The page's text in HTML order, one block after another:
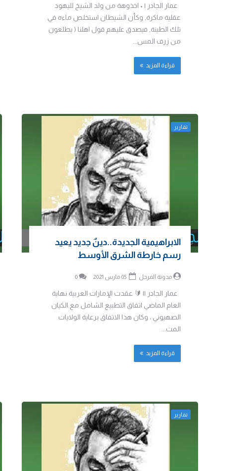
عمار الجادر | • اخذوهة من ولد الشيخ لليهود
عقلية ماكرة, وكأن الشيطان استخلص ماءه في
تلك الطينة, فيصدق عليهم قول اهلنا ( يطلعون
من زرف المس...
قراءة المزيد
تقارير
الابراهيمية الجديدة..دينٌ جديد يعيد
رسم خارطة الشرق الأوسط
مدونة المرجل 0
عمار الجادر || 🔰 عقدت الإمارات العربية نهاية
العام الماضي اتفاق التطبيع الشامل مع الكيان
الصهيوني ، وكان هذا الاتفاق برعاية الولايات
المت...
قراءة المزيد
تقارير